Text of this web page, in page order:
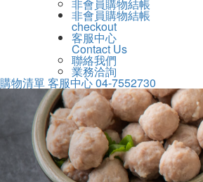
非會員購物結帳
非會員購物結帳
checkout
客服中心
Contact Us
聯絡我們
業務洽詢
購物清單客服中心04-7552730
Previous